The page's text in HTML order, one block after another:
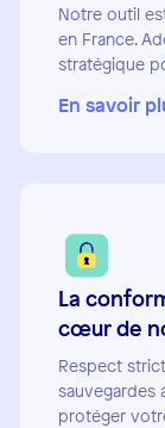
Notre outil
en France.
stratégique
En savoir
La
cœur de
Respect
sauvegardes
protéger